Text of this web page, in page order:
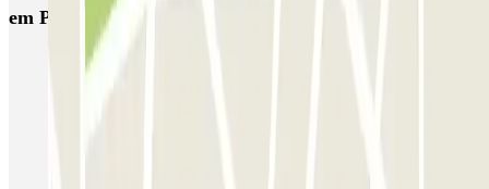
em Porto
SABA Cardosas